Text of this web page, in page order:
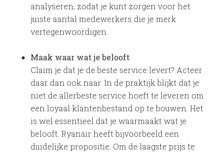
analyseren, zodat je kunt zorgen voor het
juiste aantal medewerkers die je merk
vertegenwoordigen.
Maak waar wat je belooft
Claim je dat je de beste service levert? Acteer
daar dan ook naar. In de praktijk blijkt dat je
niet de allerbeste service hoeft te leveren om
een loyaal klantenbestand op te bouwen. Het
is wel essentieel dat je waarmaakt wat je
belooft. Ryanair heeft bijvoorbeeld een
duidelijke propositie. Om de laagste prijs te